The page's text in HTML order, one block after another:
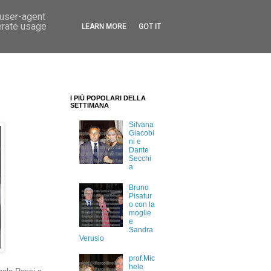
I PIÙ POPOLARI DELLA
SETTIMANA
Silvana
Giacobi
ni e
Dante
Secchi
a
Bruno
Pisatur
o con la
moglie
e
Sandra
Verusio
prof.Mic
hele
agent
usage
LEARN MORE GOT IT